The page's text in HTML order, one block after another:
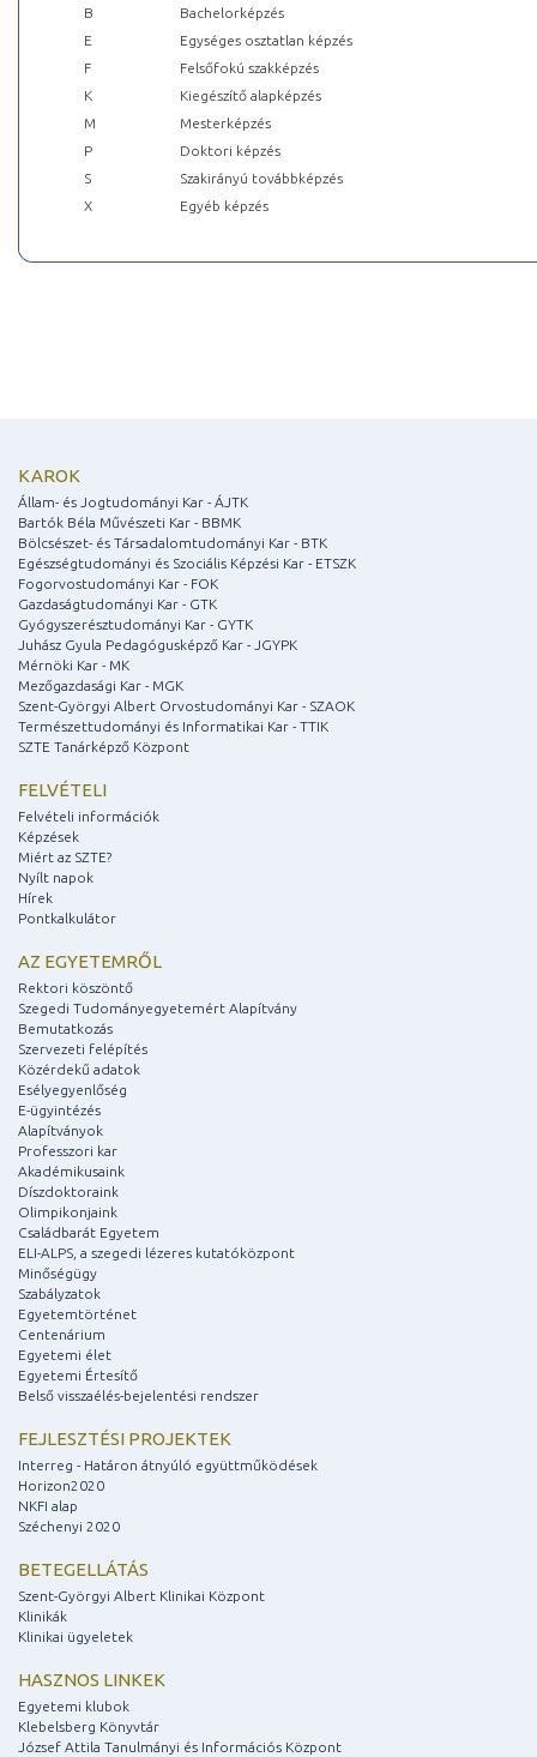
B
Bachelorképzés
E
Egységes osztatlan képzés
F
Felsőfokú szakképzés
K
Kiegészítő alapképzés
M
Mesterképzés
P
Doktori képzés
S
Szakirányú továbbképzés
X
Egyéb képzés
KAROK
Állam- és Jogtudományi Kar - ÁJTK
Bartók Béla Művészeti Kar - BBMK
Bölcsészet- és Társadalomtudományi Kar - BTK
Egészségtudományi és Szociális Képzési Kar - ETSZK
Fogorvostudományi Kar - FOK
Gazdaságtudományi Kar - GTK
Gyógyszerésztudományi Kar - GYTK
Juhász Gyula Pedagógusképző Kar - JGYPK
Mérnöki Kar - MK
Mezőgazdasági Kar - MGK
Szent-Györgyi Albert Orvostudományi Kar - SZAOK
Természettudományi és Informatikai Kar - TTIK
SZTE Tanárképző Központ
FELVÉTELI
Felvételi információk
Képzések
Miért az SZTE?
Nyílt napok
Hírek
Pontkalkulátor
AZ EGYETEMRŐL
Rektori köszöntő
Szegedi Tudományegyetemért Alapítvány
Bemutatkozás
Szervezeti felépítés
Közérdekű adatok
Esélyegyenlőség
E-ügyintézés
Alapítványok
Professzori kar
Akadémikusaink
Díszdoktoraink
Olimpikonjaink
Családbarát Egyetem
ELI-ALPS, a szegedi lézeres kutatóközpont
Minőségügy
Szabályzatok
Egyetemtörténet
Centenárium
Egyetemi élet
Egyetemi Értesítő
Belső visszaélés-bejelentési rendszer
FEJLESZTÉSI PROJEKTEK
Interreg - Határon átnyúló együttműködések
Horizon2020
NKFI alap
Széchenyi 2020
BETEGELLÁTÁS
Szent-Györgyi Albert Klinikai Központ
Klinikák
Klinikai ügyeletek
HASZNOS LINKEK
Egyetemi klubok
Klebelsberg Könyvtár
József Attila Tanulmányi és Információs Központ